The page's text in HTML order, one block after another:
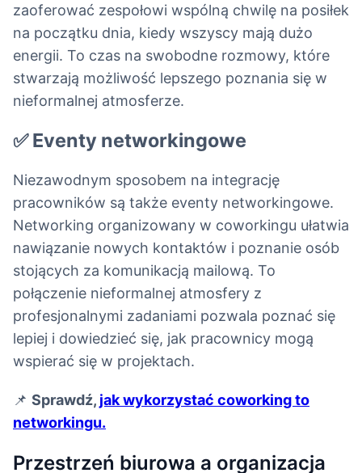
zaoferować zespołowi wspólną chwilę na posiłek
na początku dnia, kiedy wszyscy mają dużo
energii. To czas na swobodne rozmowy, które
stwarzają możliwość lepszego poznania się w
nieformalnej atmosferze.
✅ Eventy networkingowe
Niezawodnym sposobem na integrację
pracowników są także eventy networkingowe.
Networking organizowany w coworkingu ułatwia
nawiązanie nowych kontaktów i poznanie osób
stojących za komunikacją mailową. To
połączenie nieformalnej atmosfery z
profesjonalnymi zadaniami pozwala poznać się
lepiej i dowiedzieć się, jak pracownicy mogą
wspierać się w projektach.
📌 Sprawdź, jak wykorzystać coworking to
networkingu.
Przestrzeń biurowa a organizacja